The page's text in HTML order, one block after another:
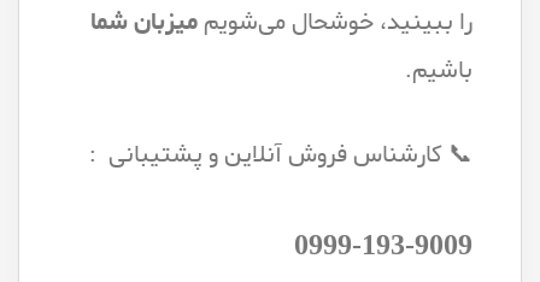
را ببینید، خوشحال می‌شویممیزبانشما
باشیم.
📞 کارشناس فروش آنلاین و پشتیبانی :
0999-193-9009